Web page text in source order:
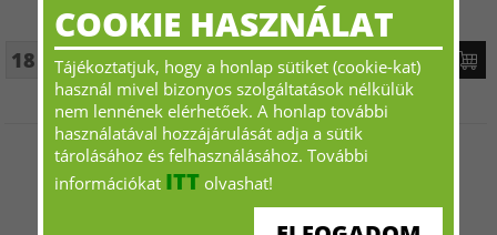
18 718 Ft+ÁFA - tól 18 718 Ft+ÁFA - tól
COOKIE HASZNÁLAT
Tájékoztatjuk, hogy a honlap sütiket (cookie-kat)
használ mivel bizonyos szolgáltatások nélkülük
nem lennének elérhetőek. A honlap további
használatával hozzájárulását adja a sütik
tárolásához és felhasználásához. További
információkat ITT olvashat!